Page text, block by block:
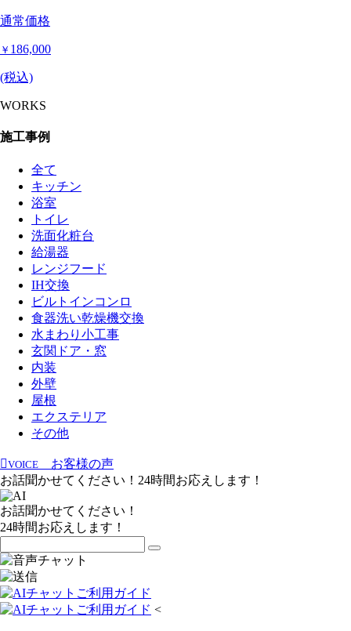
通常価格
￥ 186,000
(税込)
WORKS
施工事例
全て
キッチン
浴室
トイレ
洗面化粧台
給湯器
レンジフード
IH交換
ビルトインコンロ
食器洗い乾燥機交換
水まわり小工事
玄関ドア・窓
内装
外壁
屋根
エクステリア
その他
VOICE
お客様の声
お話聞かせてください！24時間お応えします！
お話聞かせてください！
24時間お応えします！
<